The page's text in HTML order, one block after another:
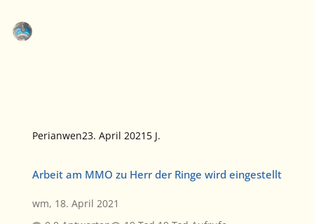
Perianwen23. April 2021 5 J.
Arbeit am MMO zu Herr der Ringe wird eingestellt
wm, 18. April 2021